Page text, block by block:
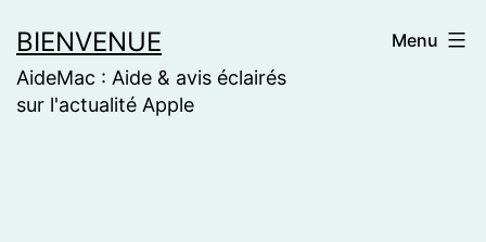
to
content
BIENVENUE
AideMac : Aide & avis éclairés
sur l'actualité Apple
Menu